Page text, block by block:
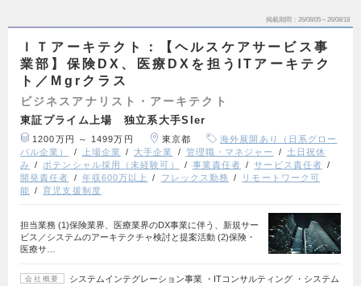
掲載期間 26/08/05～26/08/18
ＩＴアーキテクト：【ヘルスケアサービス事
業部】保険DX、医療DXを担うITアーキテク
ト／Mgrクラス
ビジネスアナリスト・アーキテクト
東証プライム上場 独立系大手SIer
1200万円 ～ 1499万円 東京都
海外展開あり（日系グロー
バル企業）
上場企業 大手企業 管理職・マネジャー
土日祝休
み
ポテンシャル採用（未経験可） 事業責任者
サービス責任者
開発責任者
年収600万以上 フレックス勤務
リモートワーク可
能
育児支援制度
担当業務 (1)保険業界、医療業界のDX事業に伴う、新規サー
ビス／システムのアーキテクチャ検討と提案活動 (2)保険・
医療サ…
会社概要
システムインテグレーション事業 ・ITコンサルティング ・システム